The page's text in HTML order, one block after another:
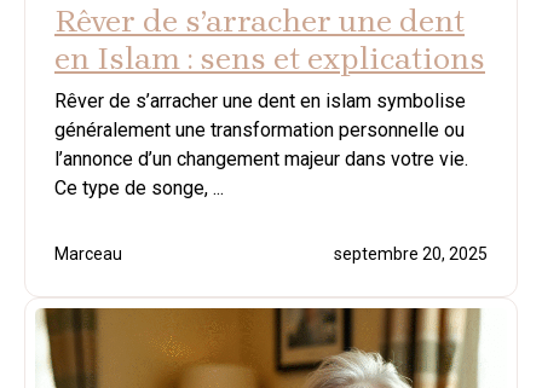
Rêver de s’arracher une dent
en Islam : sens et explications
Rêver de s’arracher une dent en islam symbolise
généralement une transformation personnelle ou
l’annonce d’un changement majeur dans votre vie.
Ce type de songe, ...
Marceau septembre 20, 2025